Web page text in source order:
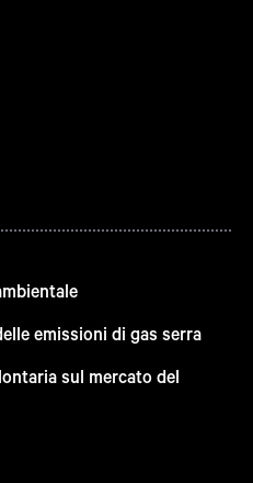
emissioni di gas serra
sul mercato del